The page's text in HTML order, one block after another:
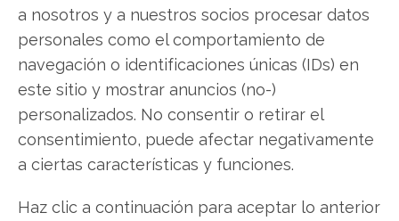
a nosotros y a nuestros socios procesar datos
personales como el comportamiento de
navegación o identificaciones únicas (IDs) en
este sitio y mostrar anuncios (no-)
personalizados. No consentir o retirar el
consentimiento, puede afectar negativamente
a ciertas características y funciones.
Haz clic a continuación para aceptar lo anterior
Hims & Hers: ¿Comprar o vender?¡Lee más
aquí!
Compartir este artículo